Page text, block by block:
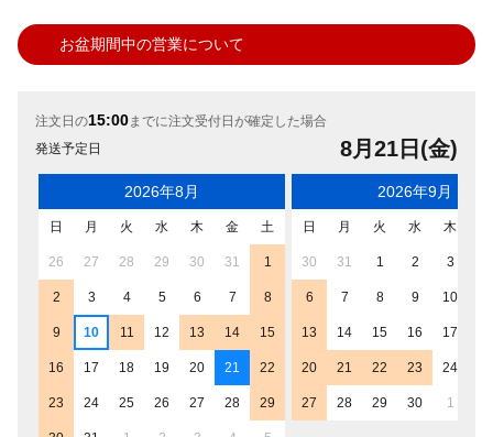
お盆期間中の営業について
注文日の15:00までに注文受付日が確定した場合
発送予定日
8月21日(金)
2026年8月
日 月 火 水 木 金 土
26 27 28 29 30 31 1
2 3 4 5 6 7 8
9 10 11 12 13 14 15
16 17 18 19 20 21 22
23 24 25 26 27 28 29
2026年9月
日 月 火 水 木
30 31 1 2 3
6 7 8 9 10
13 14 15 16 17
20 21 22 23 24
27 28 29 30 1